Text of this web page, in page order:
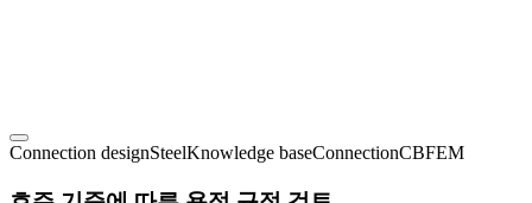
Connection designSteelKnowledge baseConnectionCBFEM